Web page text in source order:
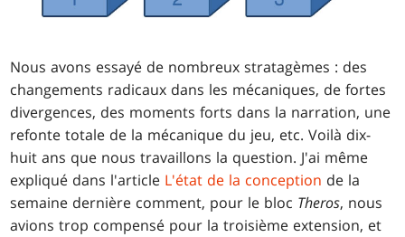
Nous avons essayé de nombreux stratagèmes : des
changements radicaux dans les mécaniques, de fortes
divergences, des moments forts dans la narration, une
refonte totale de la mécanique du jeu, etc. Voilà dix-
huit ans que nous travaillons la question. J'ai même
expliqué dans l'article L'état de la conception de la
semaine dernière comment, pour le bloc Theros, nous
avions trop compensé pour la troisième extension, et